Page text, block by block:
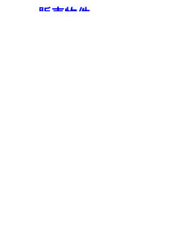
販売物件